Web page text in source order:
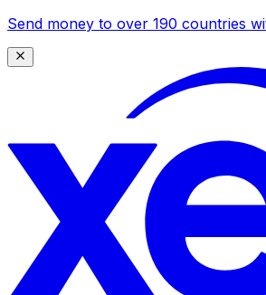
Send money to over 190 countries